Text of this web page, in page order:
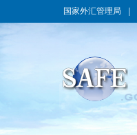
国家外汇管理局